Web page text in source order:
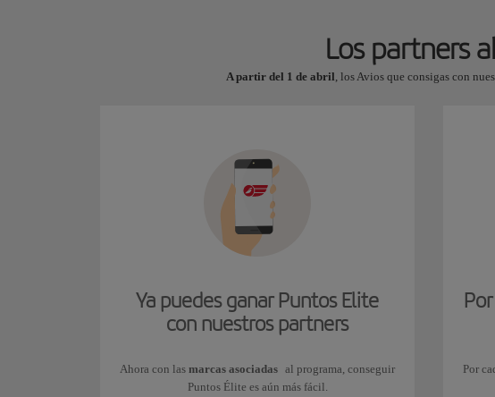
Los partners
A partir del 1 de abril, los Avios que consigas con
Ya puedes ganar Puntos Elite
con nuestros partners
Ahora con las marcas asociadas al programa, conseguir
Puntos Élite es aún más fácil.
Por